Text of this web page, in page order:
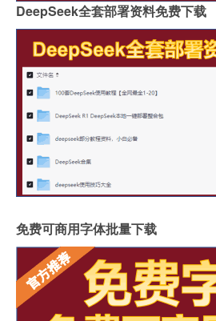
DeepSeek全套部署资料免费下载
免费可商用字体批量下载